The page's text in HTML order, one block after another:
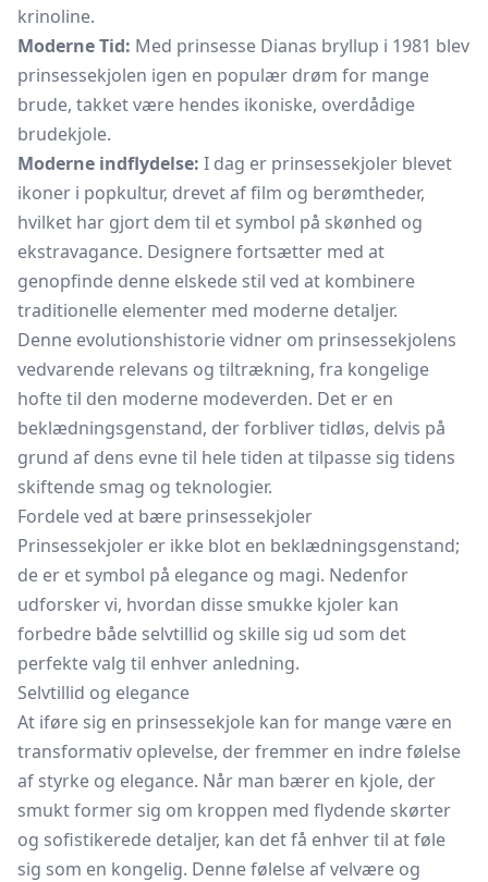
krinoline.
Moderne Tid: Med prinsesse Dianas bryllup i 1981 blev
prinsessekjolen igen en populær drøm for mange
brude, takket være hendes ikoniske, overdådige
brudekjole.
Moderne indflydelse: I dag er prinsessekjoler blevet
ikoner i popkultur, drevet af film og berømtheder,
hvilket har gjort dem til et symbol på skønhed og
ekstravagance. Designere fortsætter med at
genopfinde denne elskede stil ved at kombinere
traditionelle elementer med moderne detaljer.
Denne evolutionshistorie vidner om prinsessekjolens
vedvarende relevans og tiltrækning, fra kongelige
hofte til den moderne modeverden. Det er en
beklædningsgenstand, der forbliver tidløs, delvis på
grund af dens evne til hele tiden at tilpasse sig tidens
skiftende smag og teknologier.
Fordele ved at bære prinsessekjoler
Prinsessekjoler er ikke blot en beklædningsgenstand;
de er et symbol på elegance og magi. Nedenfor
udforsker vi, hvordan disse smukke kjoler kan
forbedre både selvtillid og skille sig ud som det
perfekte valg til enhver anledning.
Selvtillid og elegance
At iføre sig en prinsessekjole kan for mange være en
transformativ oplevelse, der fremmer en indre følelse
af styrke og elegance. Når man bærer en kjole, der
smukt former sig om kroppen med flydende skørter
og sofistikerede detaljer, kan det få enhver til at føle
sig som en kongelig. Denne følelse af velvære og